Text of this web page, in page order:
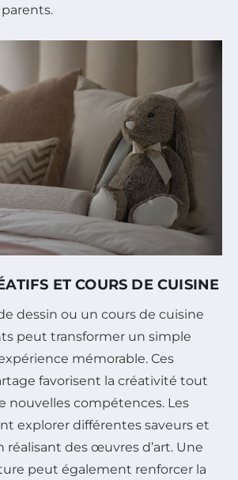
ET COURS DE CUISINE
dessin ou un cours de cuisine
peut transformer un simple
mémorable. Ces
favorisent la créativité tout
nouvelles compétences. Les
explorer différentes saveurs et
des œuvres d’art. Une
peut également renforcer la